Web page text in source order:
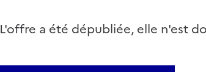
L'offre a été dépubliée, elle n'est